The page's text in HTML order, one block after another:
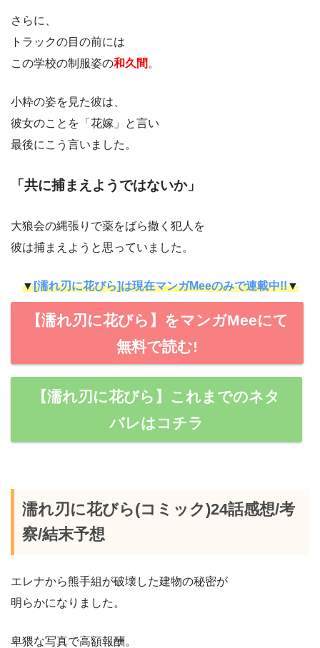
さらに、
トラックの目の前には
この学校の制服姿の和久間 。
小粋の姿を見た彼は、
彼女のことを「花嫁」と言い
最後にこう言いました。
「共に捕まえようではないか」
大狼会の縄張りで薬をばら撒く犯人を
彼は捕まえようと思っていました。
▼[濡れ刃に花びら]は現在マンガMeeのみで連載中!!▼
【濡れ刃に花びら】をマンガMeeにて
無料で読む!
【濡れ刃に花びら】これまでのネタ
バレはコチラ
濡れ刃に花びら(コミック)24話感想/考
察/結末予想
エレナから熊手組が破壊した建物の秘密が
明らかになりました。
卑猥な写真で高額報酬。